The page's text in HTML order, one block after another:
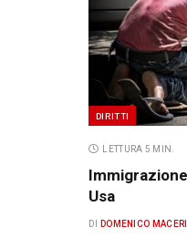
DIRITTI
LETTURA 5 MIN.
Usa
DI DOMENICO MACERI